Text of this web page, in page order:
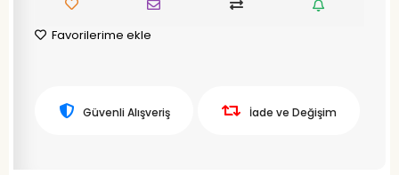
Favorilerime ekle
Güvenli Alışveriş İade ve Değişim